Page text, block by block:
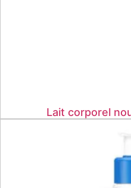
Lait corporel